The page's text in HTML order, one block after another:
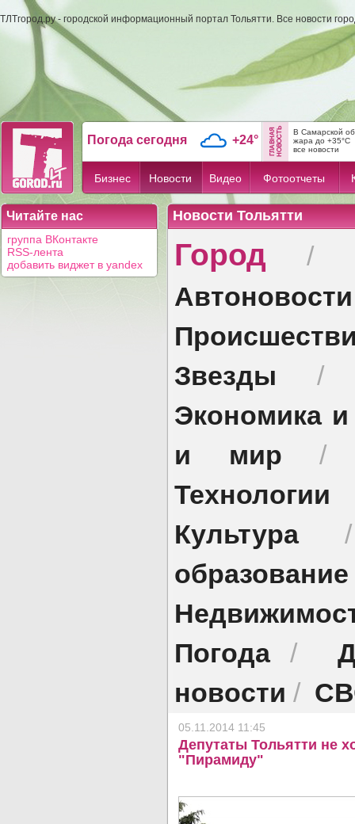
ТЛТгород.ру - городской информационный портал Тольятти. Все новости
Погода сегодня +24°
В Самарской
жара до +35°C
все новости
Бизнес Новости Видео Фотоотчеты
Читайте нас
группа ВКонтакте
RSS-лента
добавить виджет в yandex
Новости Тольятти
Город /
Автоновости
Звезды
Экономика
и мир
Технологии
Культура
образование
Погода/
новости /
05.11.2014 11:45
Депутаты Тольятти не
"Пирамиду"